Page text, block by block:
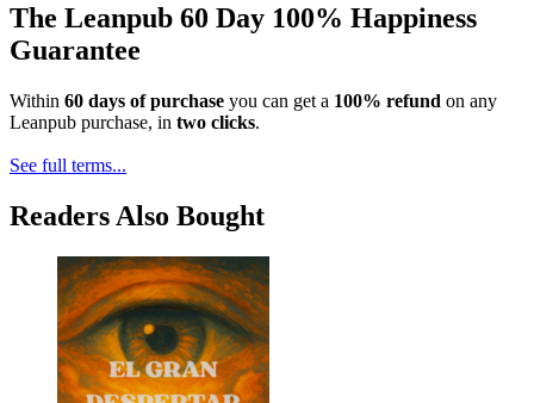
The Leanpub 60 Day 100% Happiness
Guarantee
Within 60 days of purchase you can get a 100% refund on any
Leanpub purchase, in two clicks.
See full terms...
Readers Also Bought